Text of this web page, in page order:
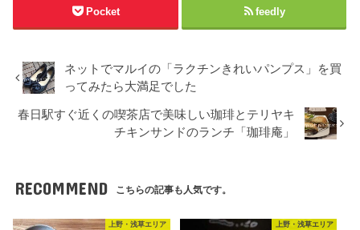
Pocket feedly
ネットでマルイの「ラクチンきれいパンプス」を買
ってみたら大満足でした
春日駅すぐ近くの喫茶店で美味しい珈琲とテリヤキ
チキンサンドのランチ「珈琲庵」
RECOMMEND こちらの記事も人気です。
上野・浅草エリア 上野・浅草エリア